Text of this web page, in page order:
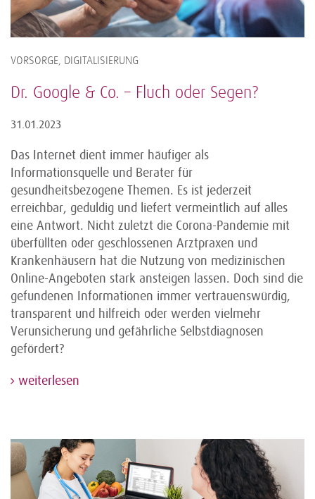
VORSORGE, DIGITALISIERUNG
Dr. Google & Co. – Fluch oder Segen?
31.01.2023
Das Internet dient immer häufiger als
Informationsquelle und Berater für
gesundheitsbezogene Themen. Es ist jederzeit
erreichbar, geduldig und liefert vermeintlich auf alles
eine Antwort. Nicht zuletzt die Corona-Pandemie mit
überfüllten oder geschlossenen Arztpraxen und
Krankenhäusern hat die Nutzung von medizinischen
Online-Angeboten stark ansteigen lassen. Doch sind die
gefundenen Informationen immer vertrauenswürdig,
transparent und hilfreich oder werden vielmehr
Verunsicherung und gefährliche Selbstdiagnosen
gefördert?
weiterlesen